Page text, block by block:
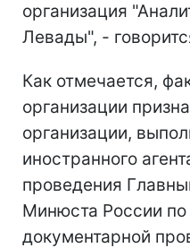
организация
Левады", -
Как отмечается,
организации
организации,
иностранного
проведения
Минюста России
документарной